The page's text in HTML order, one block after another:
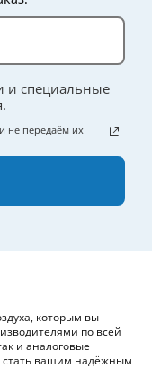
и специальные
не передаём их
которым вы
по всей
и аналоговые
вашим надёжным